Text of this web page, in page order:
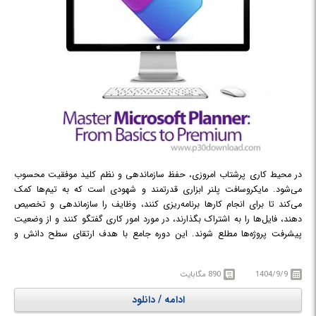
Bluebeam Revu 2026 Pro: BIM Construction & Digital
با مدیریت تخصصی اسناد و ابزارهای کاربردی نرم‌افزار
Bluebeam Revu در پروژه‌های ساختمانی آشنا خواهید شد.
در محیط کاری پرشتاب امروزی، حفظ سازماندهی و نظم کلید موفقیت محسوب
می‌شود. مایکروسافت پلنر ابزاری قدرتمند و شهودی است که به تیم‌ها کمک
می‌کند تا برای انجام کارها برنامه‌ریزی کنند، وظایف را سازماندهی و تخصیص
دهند، فایل‌ها را به اشتراک بگذارند، در مورد امور کاری گفتگو کنند و از وضعیت
پیشرفت پروژه‌ها مطلع شوند. این دوره جامع با هدف ارتقای سطح دانش و
Premium را پوشش می‌دهد. این آموزش، شرکت‌کننده را با کاوش در رابط کاربری
پلنر و درک دیدگاه‌های مختلف آن آغاز می‌کند و سپس به تسلط بر مدیریت
وظایف می‌پردازد. در این مسیر، شرکت‌کننده یاد می‌گیرد که چگونه برنامه‌های
1404/9/9 890 مگابایت
ادامه / دانلود